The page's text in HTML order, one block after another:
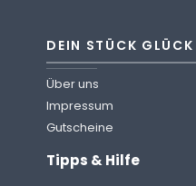
DEIN STÜCK GLÜCK
Über uns
Impressum
Gutscheine
Tipps & Hilfe